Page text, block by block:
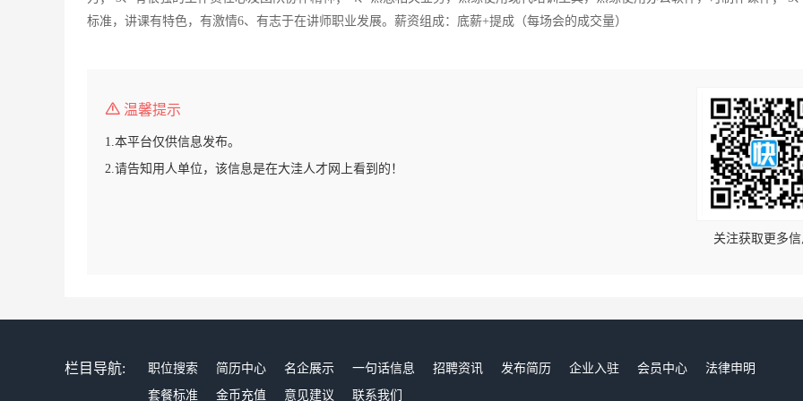
标准，讲课有特色，有激情6、有志于在讲师职业发展。薪资组成：底薪+提成（每场会的成交量）
温馨提示
1.本平台仅供信息发布。
2.请告知用人单位，该信息是在大洼人才网上看到的！
关注获取更多
栏目导航: 职位搜索 简历中心 名企展示 一句话信息 招聘资讯 发布简历 企业入驻 会员中心
法律申明
套餐标准
金币充值 意见建议 联系我们